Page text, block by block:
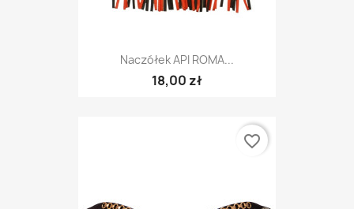
Naczółek API ROMA...
18,00 zł
favorite_border